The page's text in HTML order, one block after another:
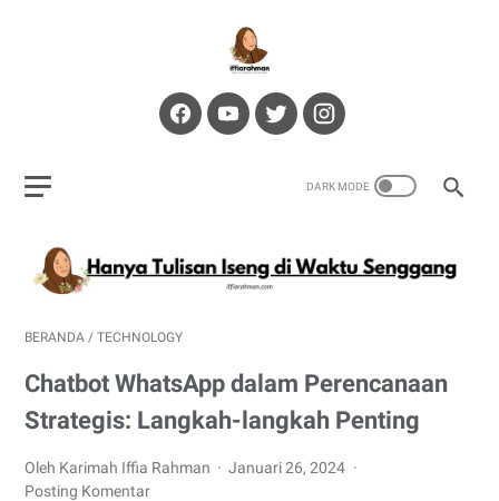
BERANDA / TECHNOLOGY
Chatbot WhatsApp dalam Perencanaan
Strategis: Langkah-langkah Penting
Oleh Karimah Iffia Rahman
Januari 26, 2024
Posting Komentar